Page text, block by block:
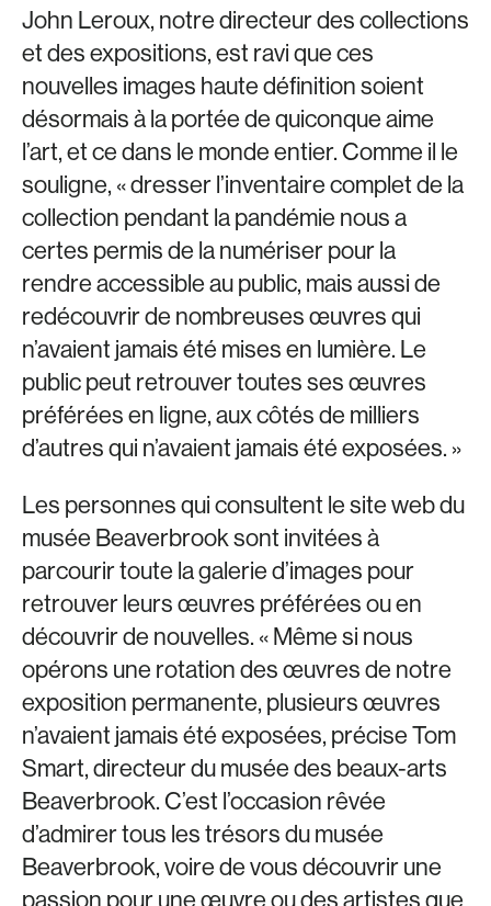
John Leroux, notre directeur des collections
et des expositions, est ravi que ces
nouvelles images haute définition soient
désormais à la portée de quiconque aime
l’art, et ce dans le monde entier. Comme il le
souligne, « dresser l’inventaire complet de la
collection pendant la pandémie nous a
certes permis de la numériser pour la
rendre accessible au public, mais aussi de
redécouvrir de nombreuses œuvres qui
n’avaient jamais été mises en lumière. Le
public peut retrouver toutes ses œuvres
préférées en ligne, aux côtés de milliers
d’autres qui n’avaient jamais été exposées. »
Les personnes qui consultent le site web du
musée Beaverbrook sont invitées à
parcourir toute la galerie d’images pour
retrouver leurs œuvres préférées ou en
découvrir de nouvelles. « Même si nous
opérons une rotation des œuvres de notre
exposition permanente, plusieurs œuvres
n’avaient jamais été exposées, précise Tom
Smart, directeur du musée des beaux-arts
Beaverbrook. C’est l’occasion rêvée
d’admirer tous les trésors du musée
Beaverbrook, voire de vous découvrir une
passion pour une œuvre ou des artistes que